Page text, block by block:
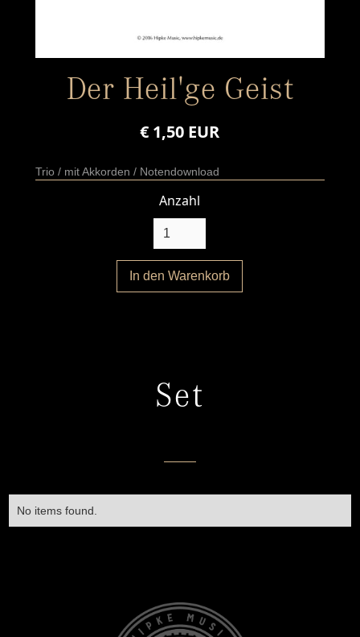
Der Heil'ge Geist
€ 1,50 EUR
Trio / mit Akkorden / Notendownload
Anzahl
Set
No items found.